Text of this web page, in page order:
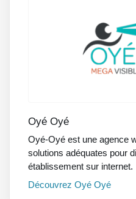
Oyé Oyé
Oyé-Oyé est une agence
solutions adéquates pour
établissement sur internet.
Découvrez Oyé Oyé